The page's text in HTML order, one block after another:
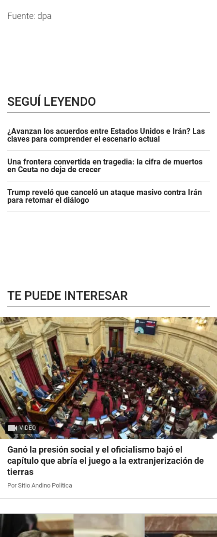
Fuente: dpa
SEGUÍ LEYENDO
¿Avanzan los acuerdos entre Estados Unidos e Irán? Las
claves para comprender el escenario actual
Una frontera convertida en tragedia: la cifra de muertos
en Ceuta no deja de crecer
Trump reveló que canceló un ataque masivo contra Irán
para retomar el diálogo
TE PUEDE INTERESAR
VIDEO
Ganó la presión social y el oficialismo bajó el
capítulo que abría el juego a la extranjerización de
tierras
Por Sitio Andino Política